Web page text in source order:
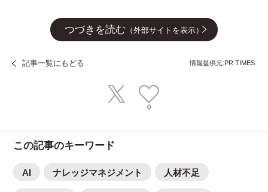
つづきを読む （外部サイトを表示）
記事一覧にもどる 情報提供元:PR TIMES
0
この記事のキーワード
AI ナレッジマネジメント 人材不足